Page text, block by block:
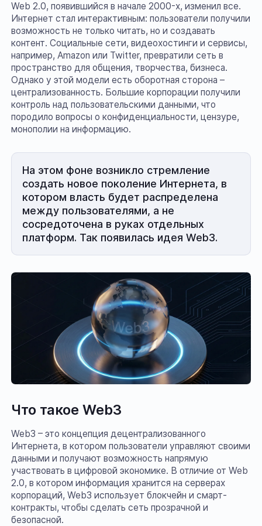
Web 2.0, появившийся в начале 2000-х, изменил все.
Интернет стал интерактивным: пользователи получили
возможность не только читать, но и создавать
контент. Социальные сети, видеохостинги и сервисы,
например, Amazon или Twitter, превратили сеть в
пространство для общения, творчества, бизнеса.
Однако у этой модели есть оборотная сторона –
централизованность. Большие корпорации получили
контроль над пользовательскими данными, что
породило вопросы о конфиденциальности, цензуре,
монополии на информацию.
На этом фоне возникло стремление
создать новое поколение Интернета, в
котором власть будет распределена
между пользователями, а не
сосредоточена в руках отдельных
платформ. Так появилась идея Web3.
Что такое Web3
Web3 – это концепция децентрализованного
Интернета, в котором пользователи управляют своими
данными и получают возможность напрямую
участвовать в цифровой экономике. В отличие от Web
2.0, в котором информация хранится на серверах
корпораций, Web3 использует блокчейн и смарт-
контракты, чтобы сделать сеть прозрачной и
безопасной.